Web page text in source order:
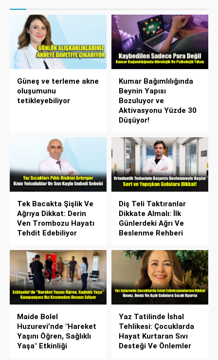
Güneş ve terleme akne
oluşumunu
tetikleyebiliyor
Kumar Bağımlılığında
Beynin Yapısı
Bozuluyor ve
Aktivasyonu Yüzde 30
Düşüyor!
Tek Bacakta Şişlik Ve
Ağrıya Dikkat: Derin
Ven Trombozu Hayatı
Tehdit Edebiliyor
Diş Teli Taktıranlar
Dikkate Almalı: İlk
Günlerdeki Ağrı Ve
Beslenme Rehberi
Maide Bolel
Huzurevi’nde "Hareket
Yaşını Öğren, Sağlıklı
Yaşa" Etkinliği
Yaz Tatilinde İshal
Tehlikesi: Çocuklarda
Hayat Kurtaran Sıvı
Desteği Ve Önlemler